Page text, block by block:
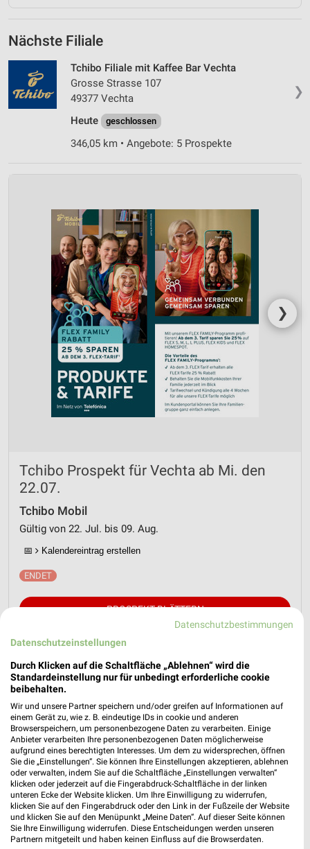
Nächste Filiale
❯
Tchibo Filiale mit Kaffee Bar Vechta
Grosse Strasse 107
49377 Vechta
Heute
geschlossen
346,05 km • Angebote: 5 Prospekte
❯
Tchibo Prospekt für Vechta ab Mi. den
22.07.
Tchibo Mobil
Gültig von 22. Jul. bis 09. Aug.
📅 Kalendereintrag erstellen
PROSPEKT BLÄTTERN
AKTIONEN, RABATTE & GUTSCHEINE HANDY & SMARTPHONE
Datenschutzbestimmungen
Datenschutzeinstellungen
Durch Klicken auf die Schaltfläche „Ablehnen“ wird die
Standardeinstellung nur für unbedingt erforderliche cookie
beibehalten.
Wir und unsere Partner speichern und/oder greifen auf Informationen auf
einem Gerät zu, wie z. B. eindeutige IDs in cookie und anderen
Browserspeichern, um personenbezogene Daten zu verarbeiten. Einige
Anbieter verarbeiten Ihre personenbezogenen Daten möglicherweise
aufgrund eines berechtigten Interesses. Um dem zu widersprechen, öffnen
Sie die „Einstellungen“. Sie können Ihre Einstellungen akzeptieren, ablehnen
oder verwalten, indem Sie auf die Schaltfläche „Einstellungen verwalten“
klicken oder jederzeit auf die Fingerabdruck-Schaltfläche in der linken
unteren Ecke der Website klicken. Um Ihre Einwilligung zu widerrufen,
klicken Sie auf den Fingerabdruck oder den Link in der Fußzeile der Website
und klicken Sie auf den Menüpunkt „Meine Daten“. Auf dieser Seite können
Sie Ihre Einwilligung widerrufen. Diese Entscheidungen werden unseren
Partnern mitgeteilt und haben keinen Einfluss auf die Browserdaten.